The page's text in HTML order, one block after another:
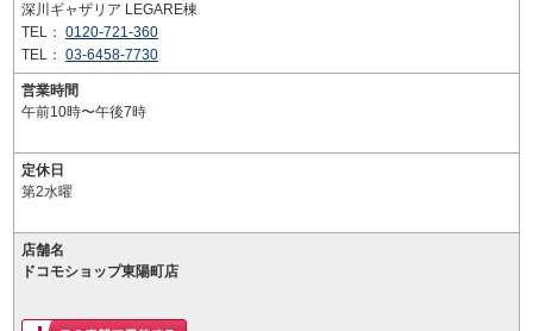
深川ギャザリア LEGARE棟
TEL： 0120-721-360
TEL： 03-6458-7730
営業時間
午前10時〜午後7時
定休日
第2水曜
店舗名
ドコモショップ東陽町店